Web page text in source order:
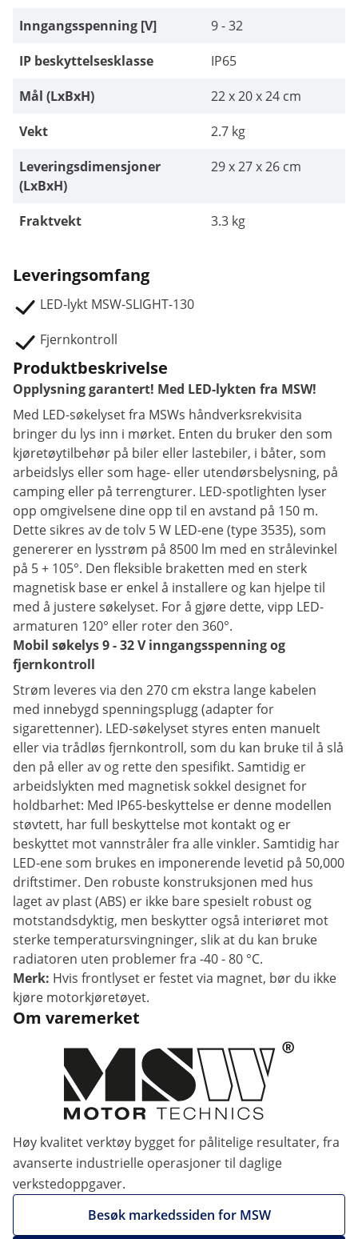
Inngangsspenning [V]
9 - 32
IP beskyttelsesklasse
IP65
Mål (LxBxH)
22 x 20 x 24 cm
Vekt
2.7 kg
Leveringsdimensjoner
(LxBxH)
29 x 27 x 26 cm
Fraktvekt 3.3 kg
Leveringsomfang
LED-lykt MSW-SLIGHT-130
Fjernkontroll
Produktbeskrivelse
Opplysning garantert! Med LED-lykten fra MSW!
Med LED-søkelyset fra MSWs håndverksrekvisita
bringer du lys inn i mørket. Enten du bruker den som
kjøretøytilbehør på biler eller lastebiler, i båter, som
arbeidslys eller som hage- eller utendørsbelysning, på
camping eller på terrengturer. LED-spotlighten lyser
opp omgivelsene dine opp til en avstand på 150 m.
Dette sikres av de tolv 5 W LED-ene (type 3535), som
genererer en lysstrøm på 8500 lm med en strålevinkel
på 5 + 105°. Den fleksible braketten med en sterk
magnetisk base er enkel å installere og kan hjelpe til
med å justere søkelyset. For å gjøre dette, vipp LED-
armaturen 120° eller roter den 360°.
Mobil søkelys 9 - 32 V inngangsspenning og
fjernkontroll
Strøm leveres via den 270 cm ekstra lange kabelen
med innebygd spenningsplugg (adapter for
sigarettenner). LED-søkelyset styres enten manuelt
eller via trådløs fjernkontroll, som du kan bruke til å slå
den på eller av og rette den spesifikt. Samtidig er
arbeidslykten med magnetisk sokkel designet for
holdbarhet: Med IP65-beskyttelse er denne modellen
støvtett, har full beskyttelse mot kontakt og er
beskyttet mot vannstråler fra alle vinkler. Samtidig har
LED-ene som brukes en imponerende levetid på 50,000
driftstimer. Den robuste konstruksjonen med hus
laget av plast (ABS) er ikke bare spesielt robust og
motstandsdyktig, men beskytter også interiøret mot
sterke temperatursvingninger, slik at du kan bruke
radiatoren uten problemer fra -40 - 80 °C.
Merk: Hvis frontlyset er festet via magnet, bør du ikke
kjøre motorkjøretøyet.
Om varemerket
Høy kvalitet verktøy bygget for pålitelige resultater, fra
avanserte industrielle operasjoner til daglige
verkstedoppgaver.
Besøk markedssiden for MSW